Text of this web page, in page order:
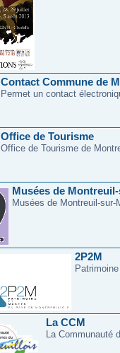
Contact Commune de
Permet un contact
Office de Tourisme
Office de Tourisme de
Musées de
Musées de Montreuil-sur-
2P2M
La CCM
La Communauté